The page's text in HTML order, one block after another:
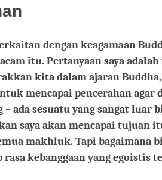
dengan keagamaan
itu. Pertanyaan saya
kita dalam ajaran
mencapai pencerahan agar
ada sesuatu yang sangat luar
saya akan mencapai tujuan
makhluk. Tapi bagaimana
kebanggaan yang egoistis